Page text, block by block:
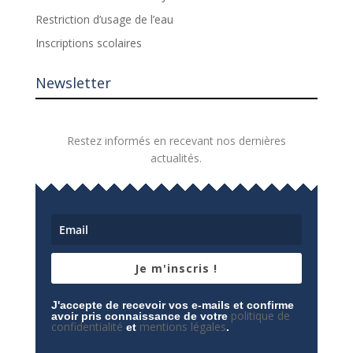
Restriction d’usage de l’eau
Inscriptions scolaires
Newsletter
Restez informés en recevant nos dernières
actualités.
Je m'inscris !
J'accepte de recevoir vos e-mails et confirme
avoir pris connaissance de votre politique de
confidentialité et mentions légales.